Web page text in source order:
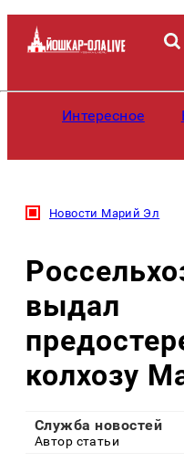
Интересное
Новости Марий Эл
выдал
колхозу
Служба новостей
Автор статьи